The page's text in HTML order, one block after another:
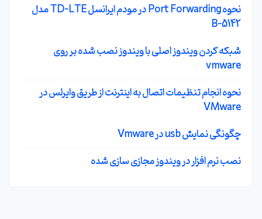
نحوه Port Forwarding در مودم ایرانسل TD-LTE مدل
B-5142
شبکه کردن ویندوز اصلی با ویندوز نصب شده بر روی
vmware
نحوه انجام تنظیمات اتصال به اینترنت از طریق وایرلس در
VMware
چگونگی نمایش usb در Vmware
نصب نرم افزار در ویندوز مجازی سازی شده